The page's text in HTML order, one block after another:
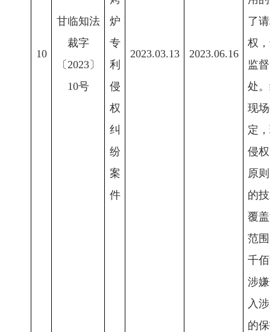
10
甘临知法
裁字
〔2023〕
10号
炉
专
利
侵
权
纠
纷
案
件
2023.03.13 2023.06.16
了
权
监
处
现
定
侵
原
的
覆
范
千
涉
入
的